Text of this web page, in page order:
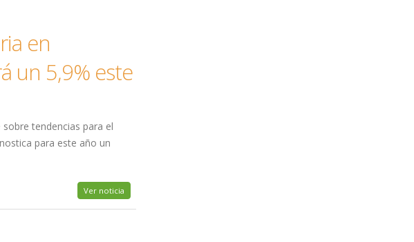
en
un 5,9% este
tendencias para el
para este año un
Ver noticia